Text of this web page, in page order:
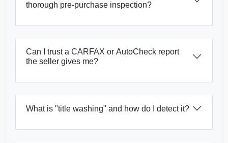
Copart
thorough pre-purchase inspection?
Can I trust a CARFAX or AutoCheck report
the seller gives me?
What is "title washing" and how do I detect it?